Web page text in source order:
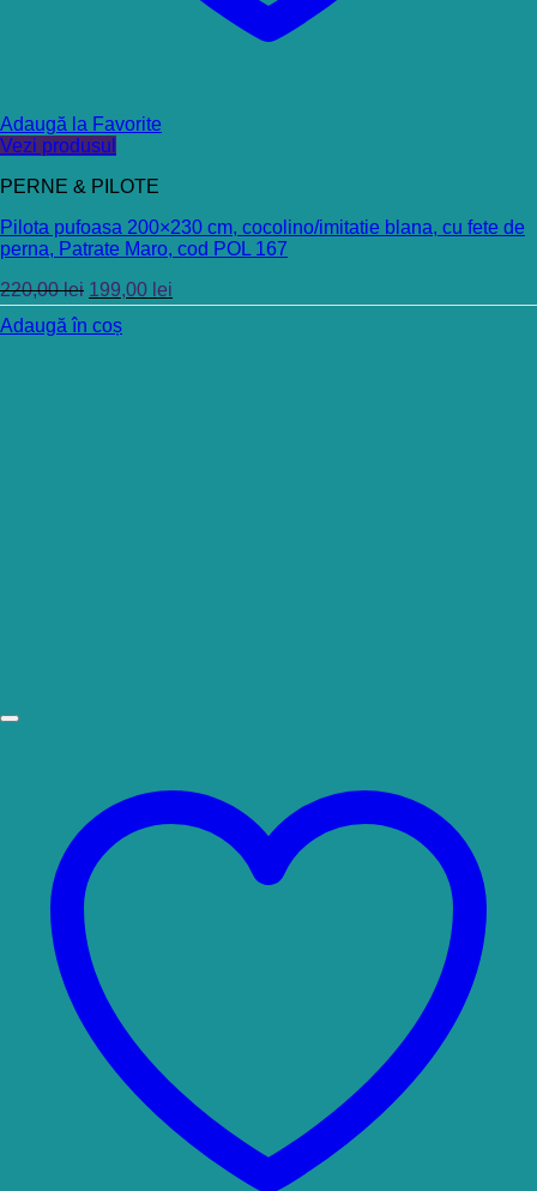
Adaugă la Favorite
Vezi produsul
PERNE & PILOTE
Pilota pufoasa 200×230 cm, cocolino/imitatie blana, cu fete de
perna, Patrate Maro, cod POL 167
220,00lei 199,00 lei
Adaugă în coș